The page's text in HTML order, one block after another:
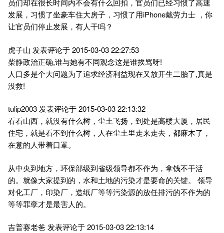
员们却在很长时间内不会有什么回扣，官员们已经习惯了高速
发展，习惯了坐豪车住大房子，习惯了用iPhone戴劳力士 ，你
让官员们停止发展，有人干吗？
虎子山 发表评论于 2015-03-03 22:27:53
柴静政治正确,谁与她有不同观念这是谁挨骂呀!
人口多是个大问题为了追求经济利益现在又放开生二胎了,真是
没救!
tulip2003 发表评论于 2015-03-03 22:13:32
看看山西，就没有什么树，尘土飞扬，到处是高楼大厦，居民
住宅，就是看不到什么树，人在尘土里走来走去，都麻木了，
在意的人带着口罩。
从中央到地方，环保部级到省级领导都不作为，拿钱不干活
的。就像大家提到的，水和土地的污染才是要命的关键。 领导
对化工厂，印染厂，造纸厂等等污染源的放任排污的不作为的
等等罪孽才是最害人的。
吉普赛老爸 发表评论于 2015-03-03 22:13:14